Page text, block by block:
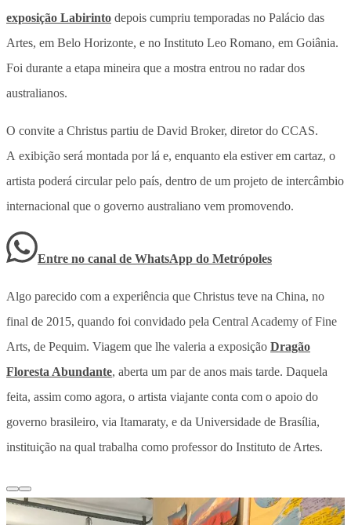
exposição Labirinto depois cumpriu temporadas no Palácio das
Artes, em Belo Horizonte, e no Instituto Leo Romano, em Goiânia.
Foi durante a etapa mineira que a mostra entrou no radar dos
australianos.
O convite a Christus partiu de David Broker, diretor do CCAS.
A exibição será montada por lá e, enquanto ela estiver em cartaz, o
artista poderá circular pelo país, dentro de um projeto de intercâmbio
internacional que o governo australiano vem promovendo.
Entre no canal de WhatsApp do Metrópoles
Algo parecido com a experiência que Christus teve na China, no
final de 2015, quando foi convidado pela Central Academy of Fine
Arts, de Pequim. Viagem que lhe valeria a exposição Dragão
Floresta Abundante, aberta um par de anos mais tarde. Daquela
feita, assim como agora, o artista viajante conta com o apoio do
governo brasileiro, via Itamaraty, e da Universidade de Brasília,
instituição na qual trabalha como professor do Instituto de Artes.